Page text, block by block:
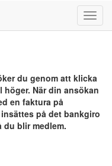
du genom att klicka
När din ansökan
en faktura på
på det bankgiro
blir medlem.